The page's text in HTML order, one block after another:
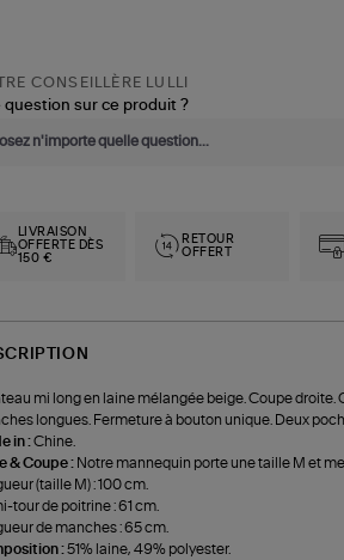
CONSEILLÈRE LULLI
question sur ce produit ?
LIVRAISON
OFFERTE DÈS
150 €
RETOUR
OFFERT
mi long en laine mélangée beige. Coupe droite.
longues. Fermeture à bouton unique. Deux
in :Chine.
& Coupe : Notre mannequin porte une taille M et
(taille M) : 100 cm.
tour de poitrine : 61 cm.
de manches : 65 cm.
:51% laine, 49% polyester.